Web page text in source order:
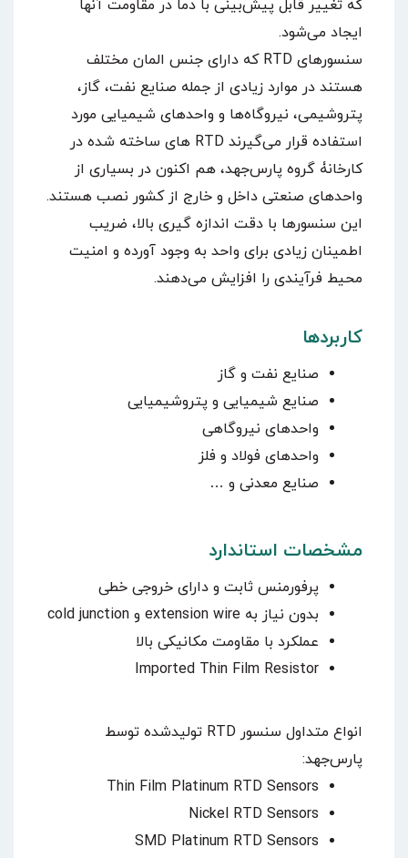
که تغییر قابل پیش‌بینی با دما در مقاومت آنها
ایجاد می‌شود.
سنسورهای RTD که دارای جنس المان مختلف
هستند در موارد زیادی از جمله صنایع نفت، گاز،
پتروشیمی، نیروگاه‌ها و واحدهای شیمیایی مورد
استفاده قرار می‌گیرند RTD های ساخته شده در
کارخانۀ گروه پارس‌جهد، هم اکنون در بسیاری از
واحدهای صنعتی داخل و خارج از کشور نصب هستند.
این سنسورها با دقت اندازه گیری بالا، ضریب
اطمینان زیادی برای واحد به وجود آورده و امنیت
محیط فرآیندی را افزایش می‌دهند.
کاربردها
صنایع نفت و گاز
صنایع شیمیایی و پتروشیمیایی
واحدهای نیروگاهی
واحدهای فولاد و فلز
صنایع معدنی و …
مشخصات استاندارد
پرفورمنس ثابت و دارای خروجی خطی
بدون نیاز به extension wire و cold junction
عملکرد با مقاومت مکانیکی بالا
Imported Thin Film Resistor
انواع متداول سنسور RTD تولیدشده توسط
پارس‌جهد:
Thin Film Platinum RTD Sensors
Nickel RTD Sensors
SMD Platinum RTD Sensors